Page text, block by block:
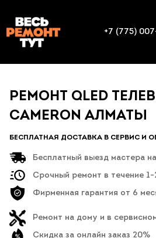
+7 (775)
РЕМОНТ QLED
CAMERON АЛМАТЫ
БЕСПЛАТНАЯ ДОСТАВКА В СЕРВИС И
Бесплатный выезд мастера
Срочный ремонт в течение 1-
Фирменная гарантия от 6
Ремонт на дому и в
Скидка за онлайн заказ 20%